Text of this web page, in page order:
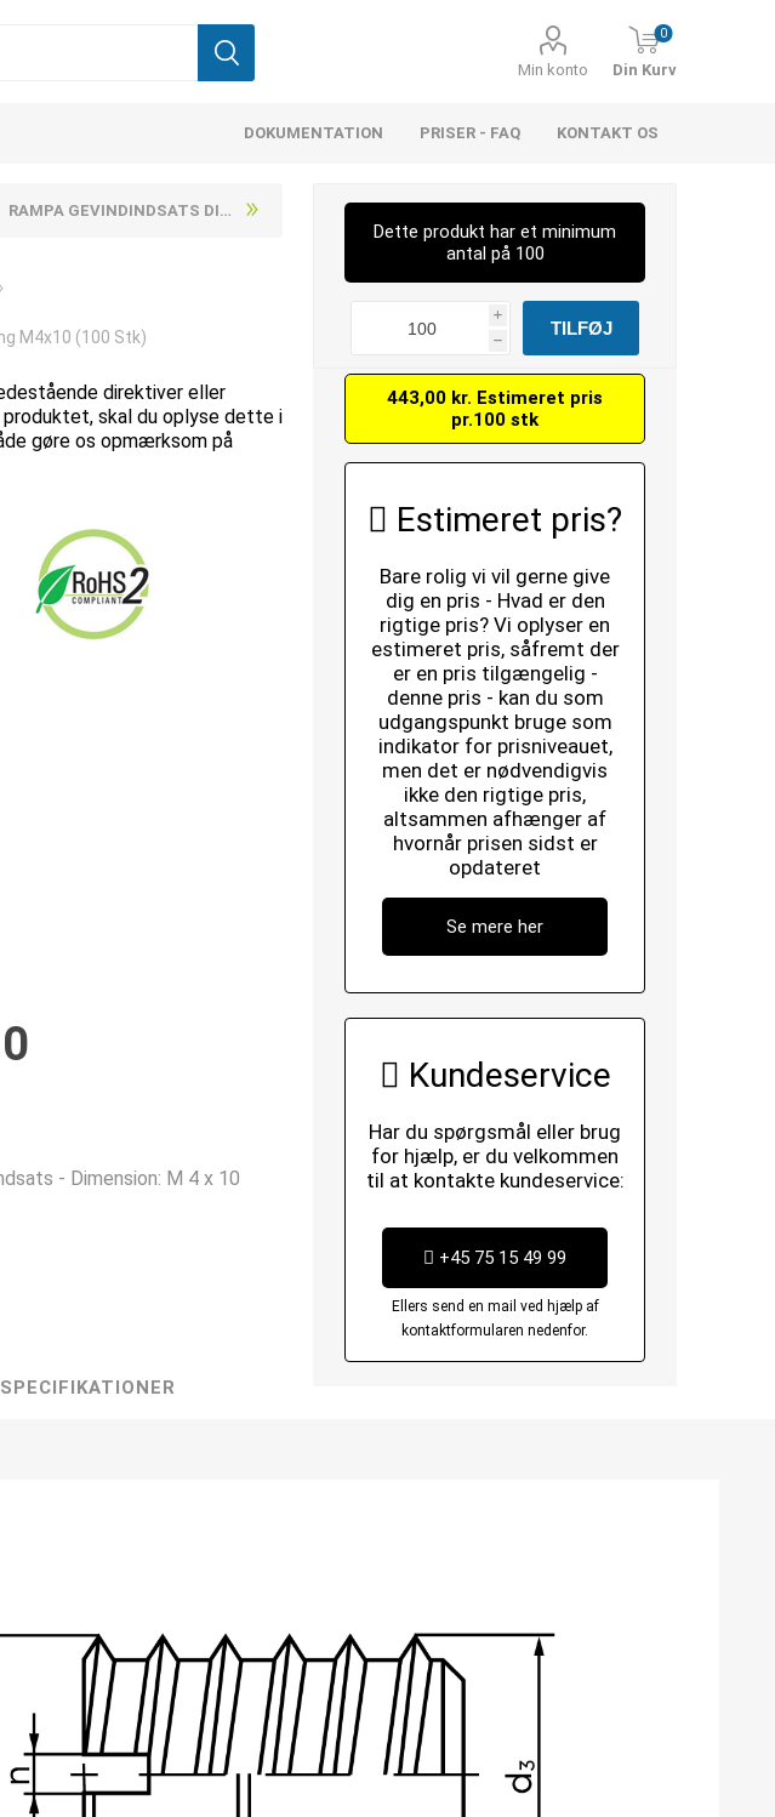
Min konto
0
Din Kurv
DOKUMENTATION PRISER - FAQ KONTAKT OS
RAMPA GEVINDINDSATS DIN 7965 MESSING M4X12 (100 STK)
M4x10 (100 Stk)
direktiver eller
skal du oplyse dette i
gøre os opmærksom på
- Dimension: M 4 x 10
Dette produkt har et minimum
antal på 100
i
h
443,00 kr. Estimeret pris
pr.100 stk
Estimeret pris?
Bare rolig vi vil gerne give
dig en pris - Hvad er den
rigtige pris? Vi oplyser en
estimeret pris, såfremt der
er en pris tilgængelig -
denne pris - kan du som
udgangspunkt bruge som
indikator for prisniveauet,
men det er nødvendigvis
ikke den rigtige pris,
altsammen afhænger af
hvornår prisen sidst er
opdateret
Se mere her
Kundeservice
Har du spørgsmål eller brug
for hjælp, er du velkommen
til at kontakte kundeservice:
+45 75 15 49 99
Ellers send en mail ved hjælp af
kontaktformularen nedenfor.
SPECIFIKATIONER